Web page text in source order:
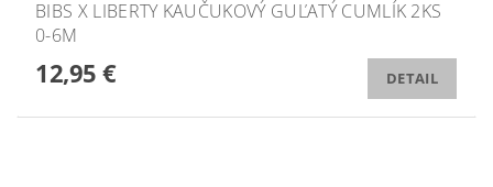
BIBS X LIBERTY KAUČUKOVÝ GUĽATÝ CUMLÍK 2KS
0-6M
12,95 € DETAIL